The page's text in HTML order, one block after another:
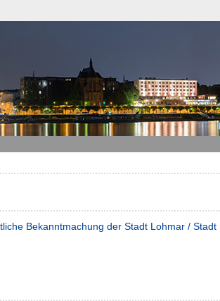
Bekanntmachung der Stadt Lohmar / Stadt